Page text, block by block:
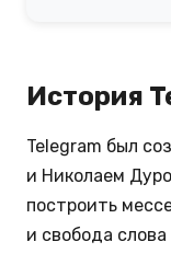
История
Telegram был
и Николаем
построить
и свобода